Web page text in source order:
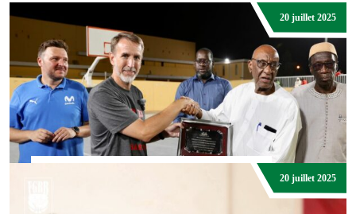
20 juillet 2025
20 juillet 2025